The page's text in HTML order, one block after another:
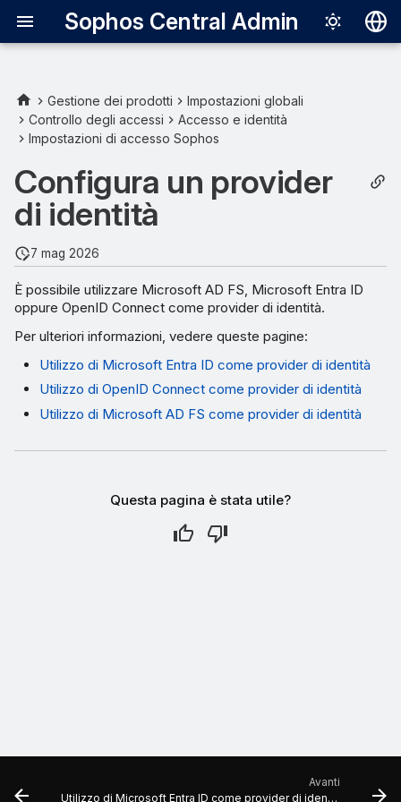
Sophos Central Admin
Italiano
Português
Gestione dei prodotti
Impostazioni globali
Controllo degli accessi
Accesso e identità
Impostazioni di accesso Sophos
Configura un provider
di identità
7 mag 2026
È possibile utilizzare Microsoft AD FS, Microsoft Entra ID
oppure OpenID Connect come provider di identità.
Per ulteriori informazioni, vedere queste pagine:
Utilizzo di Microsoft Entra ID come provider di identità
Utilizzo di OpenID Connect come provider di identità
Utilizzo di Microsoft AD FS come provider di identità
Questa pagina è stata utile?
Avanti
Utilizzo di Microsoft Entra ID come provider di identità